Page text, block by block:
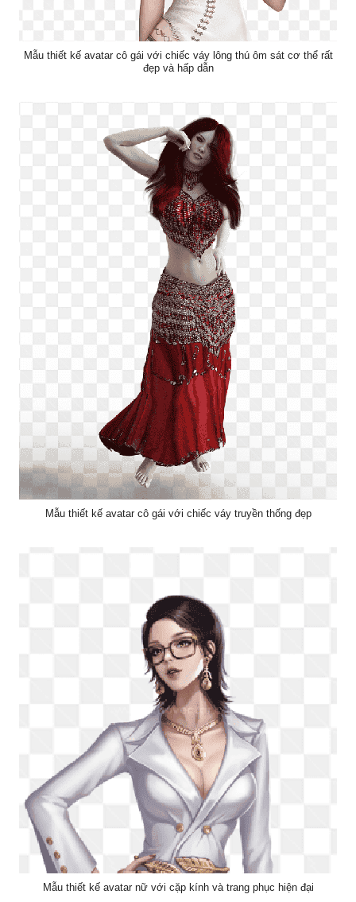
Mẫu thiết kế avatar cô gái với chiếc váy lông thú ôm sát cơ thể rất
đẹp và hấp dẫn
Mẫu thiết kế avatar cô gái với chiếc váy truyền thống đẹp
Mẫu thiết kế avatar nữ với cặp kính và trang phục hiện đại